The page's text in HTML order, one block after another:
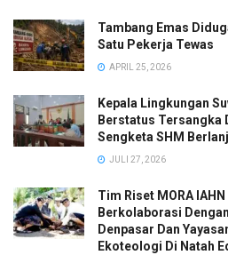
Tambang Emas
Satu Pekerja Tewas
APRIL 25, 2026
Kepala Lingkungan
Berstatus Tersangka
Sengketa SHM
JULI 27, 2026
Tim Riset MORA
Berkolaborasi
Denpasar Dan
Ekoteologi Di Natah